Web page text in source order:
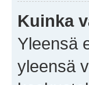
Kuinka
Yleensä
yleensä